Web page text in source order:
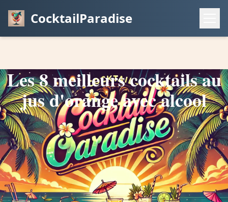
CocktailParadise
Les 8 meilleurs cocktails au
jus d'orange avec alcool